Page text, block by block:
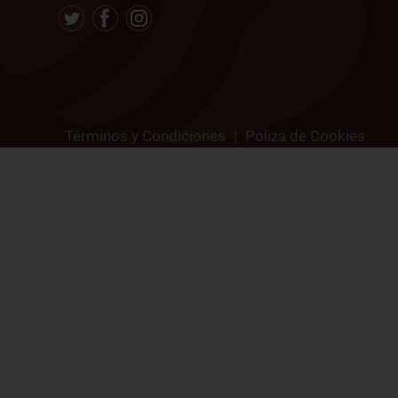
Términos y Condiciones Poliza de Cookies